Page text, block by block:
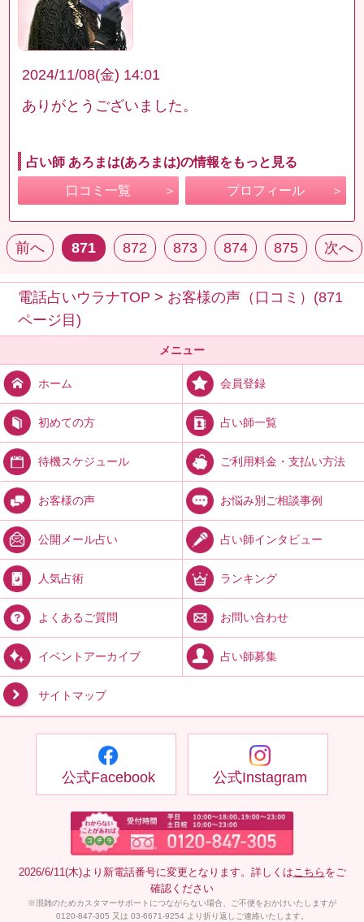
2024/11/08(金) 14:01
ありがとうございました。
占い師 あろまは(あろまは)の情報をもっと見る
口コミ一覧 プロフィール
前へ 871 872 873 874 875 次へ
電話占いウラナTOP > お客様の声（口コミ）(871
ページ目)
メニュー
ホーム 会員登録
初めての方 占い師一覧
待機スケジュール ご利用料金・支払い方法
お客様の声 お悩み別ご相談事例
公開メール占い 占い師インタビュー
人気占術 ランキング
よくあるご質問 お問い合わせ
イベントアーカイブ 占い師募集
サイトマップ
公式Facebook 公式Instagram
2026/6/11(木)より新電話番号に変更となります。詳しくは こちら をご
確認ください
※混雑のためカスタマーサポートにつながらない場合、ご不便をおかけいたしますが
0120-847-305 又は 03-6671-9254 より折り返しご連絡いたします。